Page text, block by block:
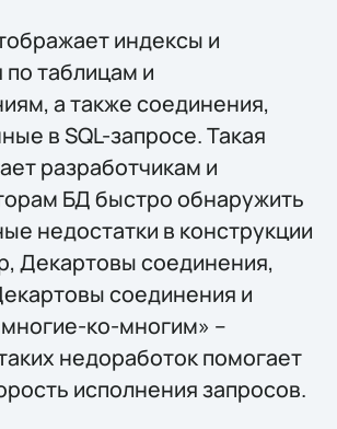
индексы и
таблицам и
а также соединения,
в SQL-запросе. Такая
разработчикам и
БД быстро обнаружить
недостатки в конструкции
Декартовы соединения,
соединения и
ко-многим» –
недоработок помогает
исполнения запросов.